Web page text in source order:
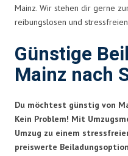
Mainz. Wir stehen dir gerne
reibungslosen und
Günstige
Mainz nach
Du möchtest günstig von
Kein Problem! Mit
Umzug zu einem
preiswerte